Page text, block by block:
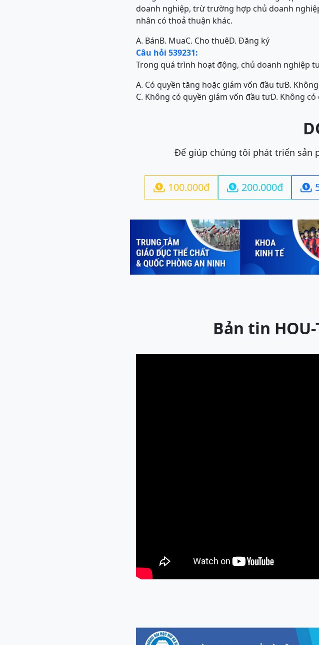
doanh nghiệp, trừ trường hợp chủ doanh
nhân có thoả thuận khác.
A. BánB. MuaC. Cho thuêD. Đăng ký
Câu hỏi 539231:
Trong quá trình hoạt động, chủ doanh nghiệp
A. Có quyền tăng hoặc giảm vốn đầu tưB.
C. Không có quyền giảm vốn đầu tưD. Không
Để giúp chúng tôi phát triển sản
 100.000đ  200.000đ 
Previous
Bản tin